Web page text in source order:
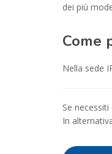
dei più
Come
Nella sede
Se
In